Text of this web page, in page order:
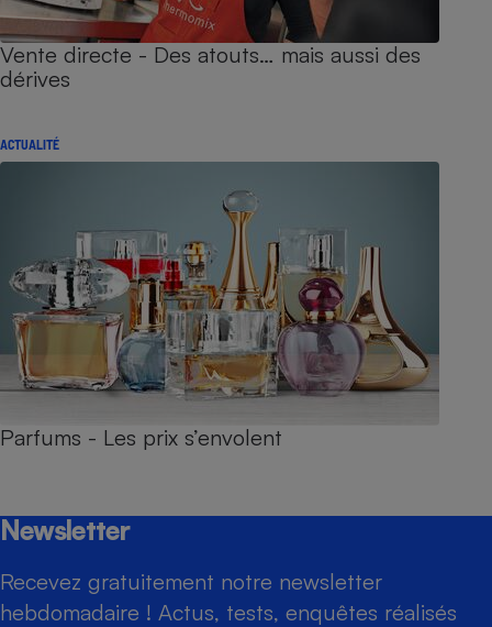
Vente directe - Des atouts… mais aussi des
dérives
ACTUALITÉ
Parfums - Les prix s’envolent
Newsletter
Recevez gratuitement notre newsletter
hebdomadaire ! Actus, tests, enquêtes réalisés